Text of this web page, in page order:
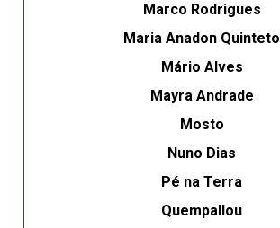
Marco Rodrigues
Maria Anadon Quinteto
Mário Alves
Mayra Andrade
Mosto
Nuno Dias
Pé na Terra
Quempallou